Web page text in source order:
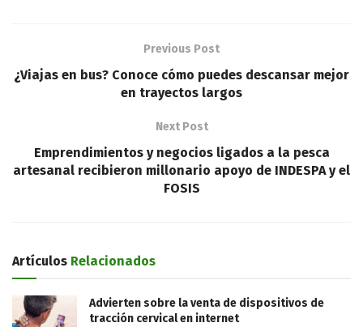
Previous Post
¿Viajas en bus? Conoce cómo puedes descansar mejor
en trayectos largos
Next Post
Emprendimientos y negocios ligados a la pesca
artesanal recibieron millonario apoyo de INDESPA y el
FOSIS
Artículos Relacionados
Advierten sobre la venta de dispositivos de
tracción cervical en internet